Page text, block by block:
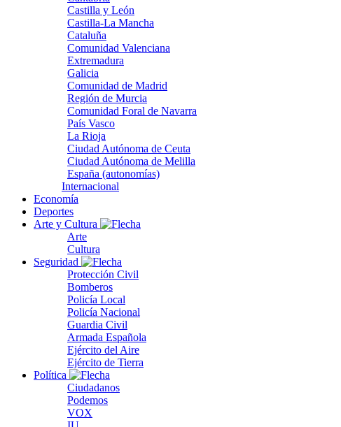
Castilla y León
Castilla-La Mancha
Cataluña
Comunidad Valenciana
Extremadura
Galicia
Comunidad de Madrid
Región de Murcia
Comunidad Foral de Navarra
País Vasco
La Rioja
Ciudad Autónoma de Ceuta
Ciudad Autónoma de Melilla
España (autonomías)
Internacional
Economía
Deportes
Arte y Cultura
Arte
Cultura
Seguridad
Protección Civil
Bomberos
Policía Local
Policía Nacional
Guardia Civil
Armada Española
Ejército del Aire
Ejército de Tierra
Política
Ciudadanos
Podemos
VOX